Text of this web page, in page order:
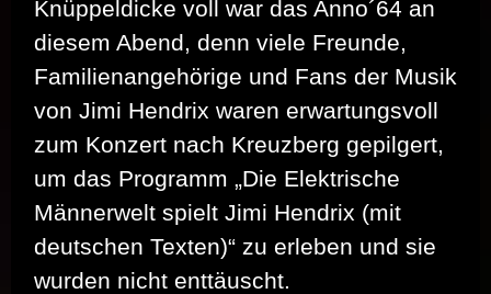
Knüppeldicke voll war das Anno´64 an
diesem Abend, denn viele Freunde,
Familienangehörige und Fans der Musik
von Jimi Hendrix waren erwartungsvoll
zum Konzert nach Kreuzberg gepilgert,
um das Programm „Die Elektrische
Männerwelt spielt Jimi Hendrix (mit
deutschen Texten)“ zu erleben und sie
wurden nicht enttäuscht.